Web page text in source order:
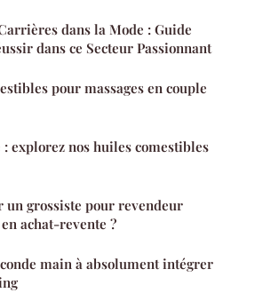
dans la Mode : Guide
dans ce Secteur Passionnant
pour massages en couple
: explorez nos huiles comestibles
un grossiste pour revendeur
achat-revente ?
main à absolument intégrer